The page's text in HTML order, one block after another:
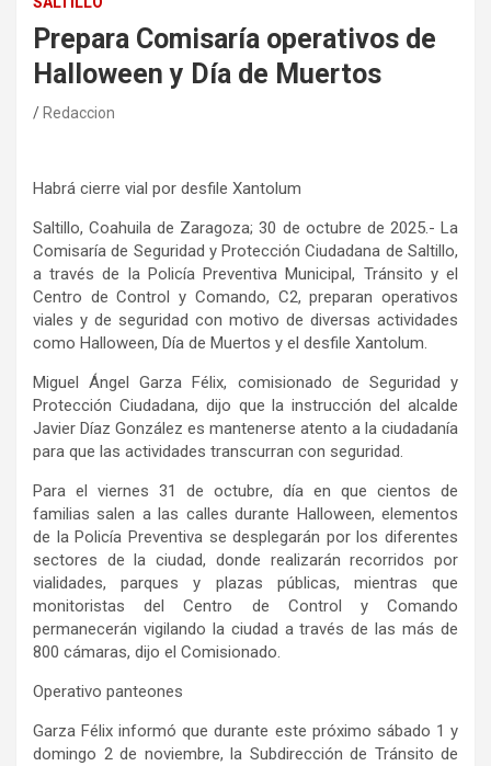
Prepara Comisaría operativos de
Halloween y Día de Muertos
Redaccion
Habrá cierre vial por desfile Xantolum
Saltillo, Coahuila de Zaragoza; 30 de octubre de 2025.- La
Comisaría de Seguridad y Protección Ciudadana de Saltillo,
a través de la Policía Preventiva Municipal, Tránsito y el
Centro de Control y Comando, C2, preparan operativos
viales y de seguridad con motivo de diversas actividades
como Halloween, Día de Muertos y el desfile Xantolum.
Miguel Ángel Garza Félix, comisionado de Seguridad y
Protección Ciudadana, dijo que la instrucción del alcalde
Javier Díaz González es mantenerse atento a la ciudadanía
para que las actividades transcurran con seguridad.
Para el viernes 31 de octubre, día en que cientos de
familias salen a las calles durante Halloween, elementos
de la Policía Preventiva se desplegarán por los diferentes
sectores de la ciudad, donde realizarán recorridos por
vialidades, parques y plazas públicas, mientras que
monitoristas del Centro de Control y Comando
permanecerán vigilando la ciudad a través de las más de
800 cámaras, dijo el Comisionado.
Operativo panteones
Garza Félix informó que durante este próximo sábado 1 y
domingo 2 de noviembre, la Subdirección de Tránsito de